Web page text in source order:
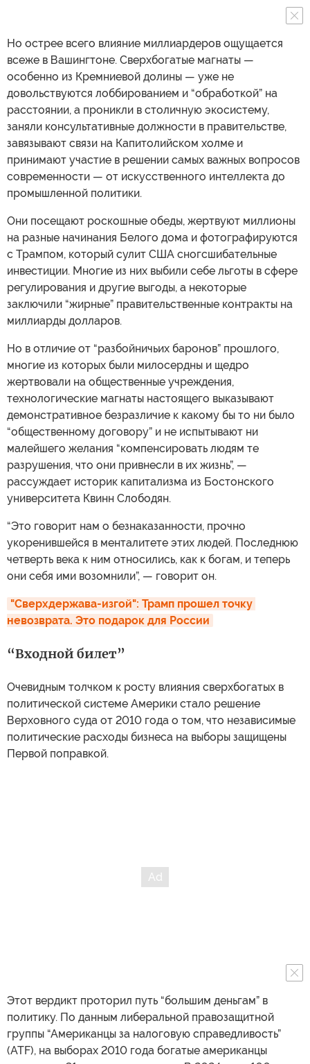
Но острее всего влияние миллиардеров ощущается
всеже в Вашингтоне. Сверхбогатые магнаты —
особенно из Кремниевой долины — уже не
довольствуются лоббированием и “обработкой” на
расстоянии, а проникли в столичную экосистему,
заняли консультативные должности в правительстве,
завязывают связи на Капитолийском холме и
принимают участие в решении самых важных вопросов
современности — от искусственного интеллекта до
промышленной политики.
Они посещают роскошные обеды, жертвуют миллионы
на разные начинания Белого дома и фотографируются
с Трампом, который сулит США сногсшибательные
инвестиции. Многие из них выбили себе льготы в сфере
регулирования и другие выгоды, а некоторые
заключили “жирные” правительственные контракты на
миллиарды долларов.
Но в отличие от “разбойничьих баронов” прошлого,
многие из которых были милосердны и щедро
жертвовали на общественные учреждения,
технологические магнаты настоящего выказывают
демонстративное безразличие к какому бы то ни было
“общественному договору” и не испытывают ни
малейшего желания “компенсировать людям те
разрушения, что они привнесли в их жизнь”, —
рассуждает историк капитализма из Бостонского
университета Квинн Слободян.
“Это говорит нам о безнаказанности, прочно
укоренившейся в менталитете этих людей. Последнюю
четверть века к ним относились, как к богам, и теперь
они себя ими возомнили”, — говорит он.
"Сверхдержава-изгой": Трамп прошел точку
невозврата. Это подарок для России
“Входной билет”
Очевидным толчком к росту влияния сверхбогатых в
политической системе Америки стало решение
Верховного суда от 2010 года о том, что независимые
политические расходы бизнеса на выборы защищены
Первой поправкой.
Этот вердикт проторил путь “большим деньгам” в
политику. По данным либеральной правозащитной
группы “Американцы за налоговую справедливость”
(ATF), на выборах 2010 года богатые американцы